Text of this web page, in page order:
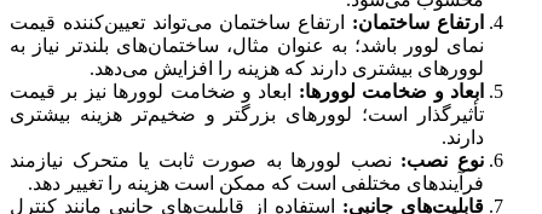
ارتفاع ساختمان: ارتفاع ساختمان می‌تواند تعیین‌کننده قیمت
نمای لوور باشد؛ به عنوان مثال، ساختمان‌های بلندتر نیاز به
لوورهای بیشتری دارند که هزینه را افزایش می‌دهد.
ابعاد و ضخامت لوورها: ابعاد و ضخامت لوورها نیز بر قیمت
تأثیرگذار است؛ لوورهای بزرگتر و ضخیم‌تر هزینه بیشتری
دارند.
نوع نصب: نصب لوورها به صورت ثابت یا متحرک نیازمند
فرآیندهای مختلفی است که ممکن است هزینه را تغییر دهد.
قابلیت‌های جانبی: استفاده از قابلیت‌های جانبی مانند کنترل